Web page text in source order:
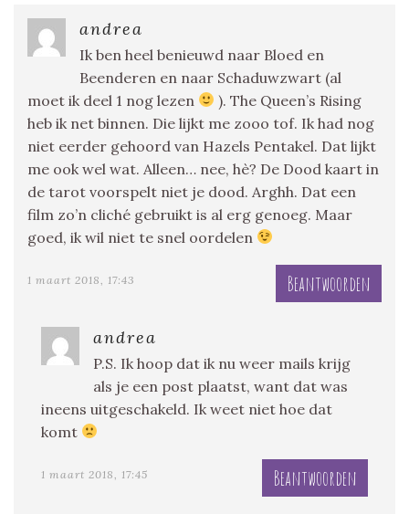
andrea
Ik ben heel benieuwd naar Bloed en
Beenderen en naar Schaduwzwart (al
moet ik deel 1 nog lezen
). The Queen’s Rising
heb ik net binnen. Die lijkt me zooo tof. Ik had nog
niet eerder gehoord van Hazels Pentakel. Dat lijkt
me ook wel wat. Alleen… nee, hè? De Dood kaart in
de tarot voorspelt niet je dood. Arghh. Dat een
film zo’n cliché gebruikt is al erg genoeg. Maar
goed, ik wil niet te snel oordelen
1 maart 2018, 17:43 Beantwoorden
andrea
P.S. Ik hoop dat ik nu weer mails krijg
als je een post plaatst, want dat was
ineens uitgeschakeld. Ik weet niet hoe dat
komt
1 maart 2018, 17:45 Beantwoorden